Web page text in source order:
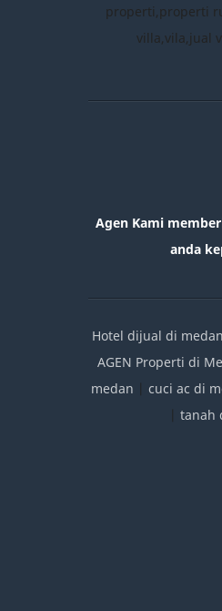
properti,properti
villa,vila,jual
Agen Kami
anda
Hotel dijual di medan
AGEN Properti di
medan
cuci ac di
tanah